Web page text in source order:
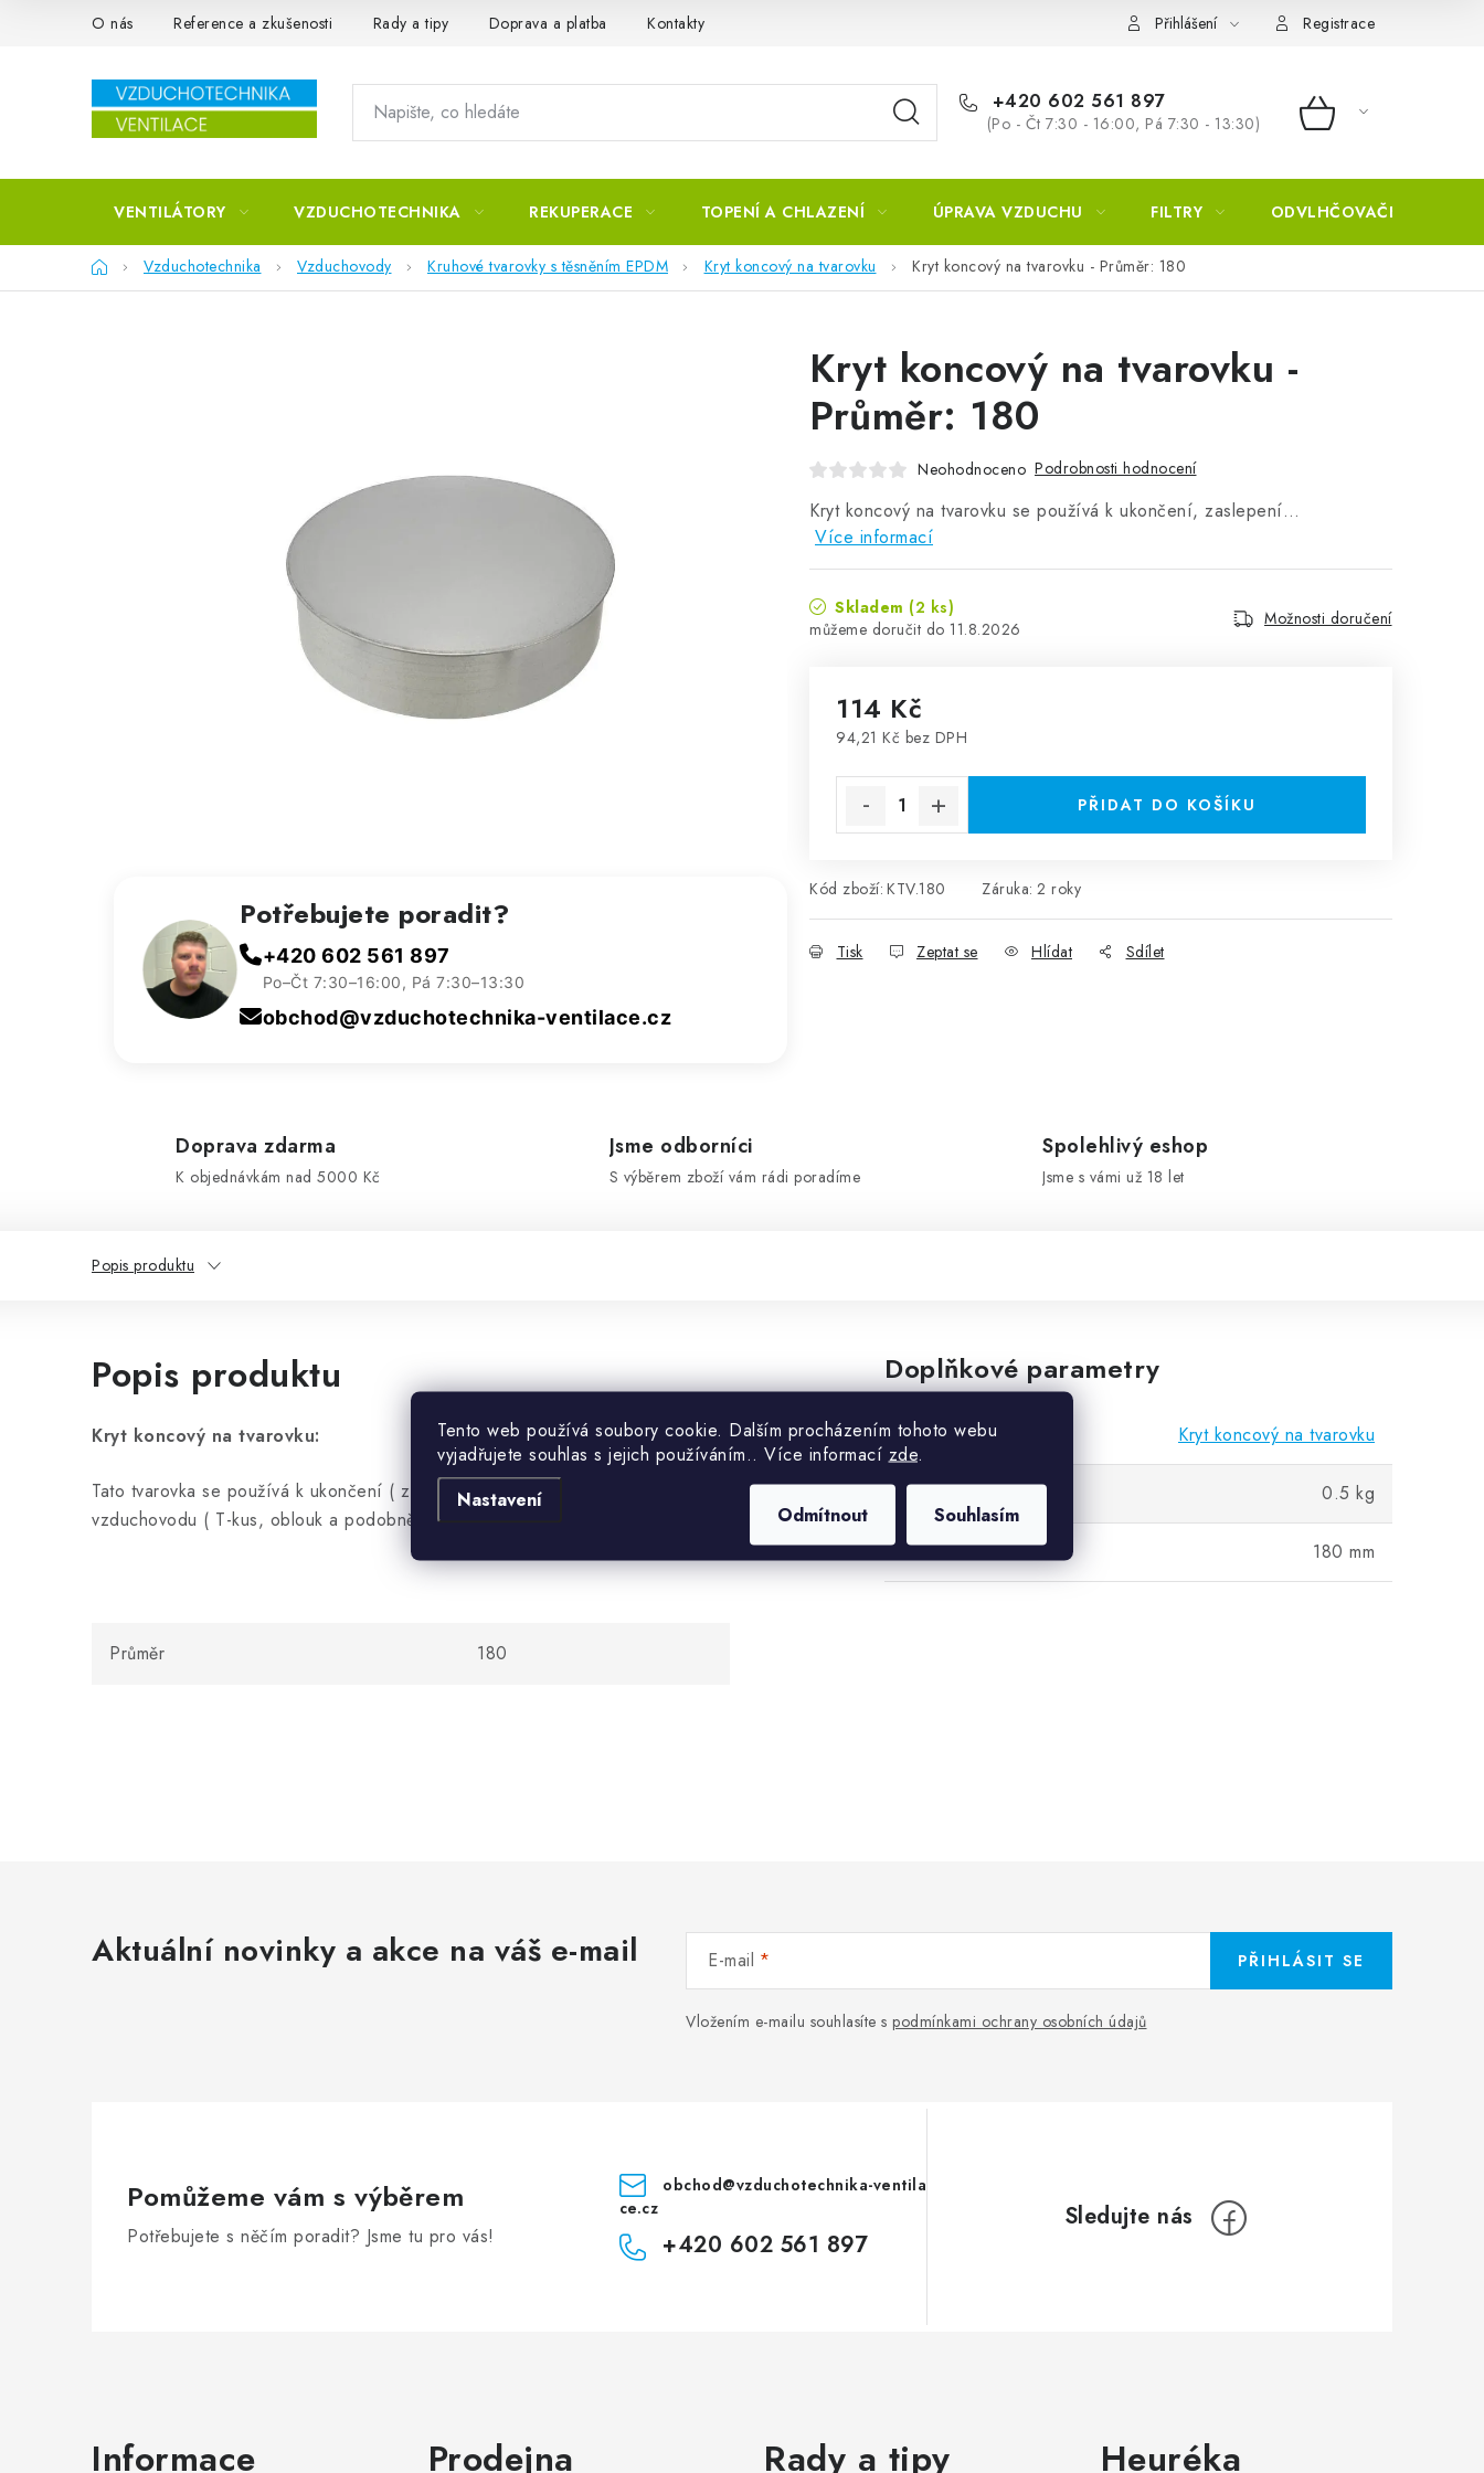
Tento web používá soubory cookie. Dalším procházením tohoto webu
vyjadřujete souhlas s jejich používáním.. Více informací zde.
Nastavení
Odmítnout Souhlasím
Přejít na obsahO nás Reference a zkušenosti Rady a tipy Doprava a platba Kontakty Přihlášení Registrace
+420 602 561 897
(Po - Čt 7:30 - 16:00, Pá 7:30 - 13:30) NÁKUPNÍ
VENTILÁTORY VZDUCHOTECHNIKA REKUPERACE TOPENÍ A CHLAZENÍ ÚPRAVA VZDUCHU FILTRY ODVLHČOVAČE
DomůVzduchotechnika Vzduchovody Kruhové tvarovky s těsněním EPDM Kryt koncový na tvarovku Kryt koncový na tvarovku - Průměr: 180
Kryt koncový na tvarovku -
Průměr: 180
Neohodnoceno Podrobnosti hodnocení
Kryt koncový na tvarovku se používá k ukončení, zaslepení…
Více informací
Skladem (2 ks)
11.8.2026
Možnosti doručení
114 Kč
94,21 Kč bez DPH
PŘIDAT DO KOŠÍKU
Kód zboží: KTV.180 Záruka: 2 roky
Tisk Zeptat se Hlídat Sdílet
Potřebujete poradit?
+420 602 561 897
Po–Čt 7:30–16:00, Pá 7:30–13:30
obchod@vzduchotechnika-ventilace.cz
Doprava zdarma
K objednávkám nad 5000 Kč
Jsme odborníci
S výběrem zboží vám rádi poradíme
Spolehlivý eshop
Jsme s vámi už 18 let
Popis produktu
Popis produktu
Kryt koncový na tvarovku:
Tato tvarovka se používá k ukončení ( zaslepení ) kruhových tvarovek
vzduchovodu ( T-kus, oblouk a podobně)
Průměr 180
Doplňkové parametry
Kategorie Kryt koncový na tvarovku
Hmotnost 0.5 kg
Průměr 180 mm
Aktuální novinky a akce na váš e-mail E-mail
Vložením e-mailu souhlasíte s podmínkami ochrany osobních údajů
PŘIHLÁSIT SE
Pomůžeme vám s výběrem
Potřebujete s něčím poradit? Jsme tu pro vás!
obchod@vzduchotechnika-ventila
ce.cz
+420 602 561 897
Informace Prodejna Rady a tipy Heuréka